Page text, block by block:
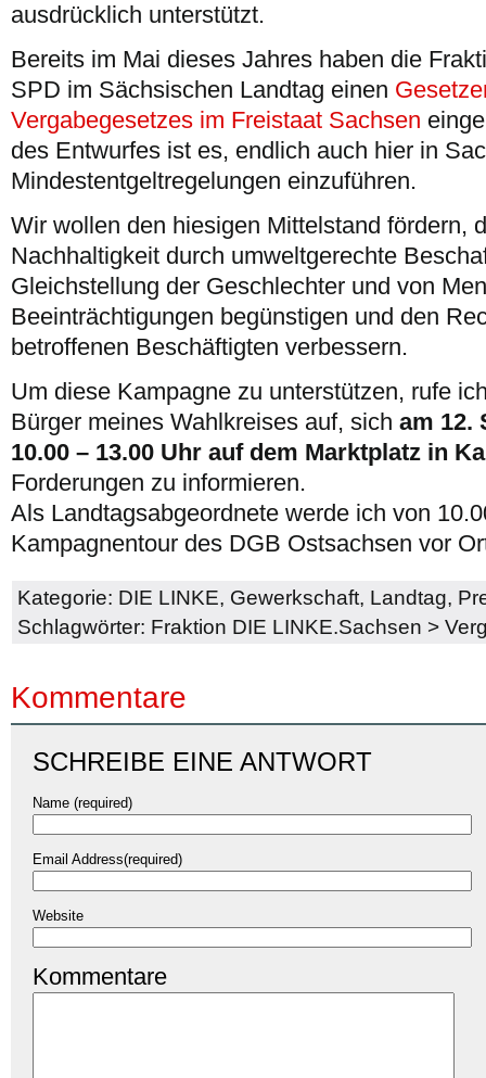
ausdrücklich unterstützt.
Bereits im Mai dieses Jahres haben die
SPD im Sächsischen Landtag einen
Vergabegesetzes im Freistaat Sachsen
des Entwurfes ist es, endlich auch hier in
Mindestentgeltregelungen einzuführen.
Wir wollen den hiesigen Mittelstand fördern,
Nachhaltigkeit durch umweltgerechte
Gleichstellung der Geschlechter und von
Beeinträchtigungen begünstigen und den
betroffenen Beschäftigten verbessern.
Um diese Kampagne zu unterstützen, rufe
Bürger meines Wahlkreises auf, sich am 12.
10.00 – 13.00 Uhr auf dem Marktplatz in
Forderungen zu informieren.
Als Landtagsabgeordnete werde ich von
Kampagnentour des DGB Ostsachsen vor
Kategorie: DIE LINKE, Gewerkschaft, Landtag,
Schlagwörter: Fraktion DIE LINKE.Sachsen >
Kommentare
SCHREIBE EINE ANTWORT
Name (required)
Email Address(required)
Website
Kommentare